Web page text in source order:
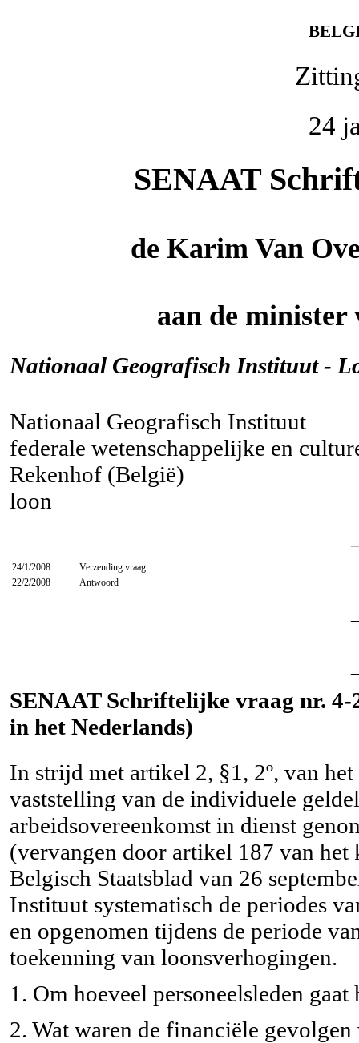
24
SENAAT
de Karim Van
aan de minister
Nationaal Geografisch Instituut -
Nationaal Geografisch Instituut
federale wetenschappelijke en
Rekenhof (België)
loon
24/1/2008
Verzending vraag
22/2/2008
Antwoord
SENAAT Schriftelijke vraag nr. 4-
in het Nederlands)
In strijd met artikel 2, §1, 2º, van
vaststelling van de individuele
arbeidsovereenkomst in dienst
(vervangen door artikel 187 van
Belgisch Staatsblad van 26
Instituut systematisch de periodes
en opgenomen tijdens de periode
toekenning van loonsverhogingen.
1. Om hoeveel personeelsleden gaat
2. Wat waren de financiële gevolgen